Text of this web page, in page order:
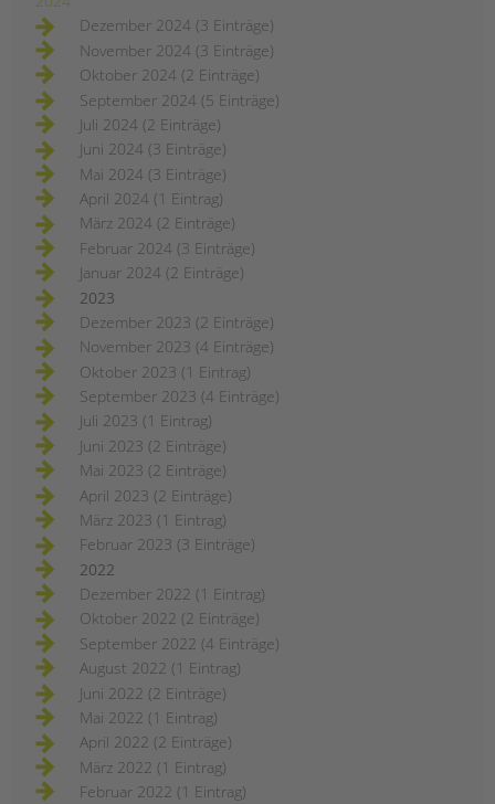
die Abwanderung von
hochqualifizierten und erfahrenen
Fachkräften aus fast 100
Einrichtungen! Lesen Sie den ganzen
offenen (Protest-) Brief.
weiterlesendrohende
schließungen
von
einrichtungen
in
kinder-
jugendhilfe
familienförderung
im
berliner
bezirk
mitte
Dezember 2024 (3 Einträge)
November 2024 (3 Einträge)
Oktober 2024 (2 Einträge)
September 2024 (5 Einträge)
Juli 2024 (2 Einträge)
Juni 2024 (3 Einträge)
Mai 2024 (3 Einträge)
April 2024 (1 Eintrag)
März 2024 (2 Einträge)
Februar 2024 (3 Einträge)
Januar 2024 (2 Einträge)
2023
Dezember 2023 (2 Einträge)
November 2023 (4 Einträge)
Oktober 2023 (1 Eintrag)
September 2023 (4 Einträge)
Juli 2023 (1 Eintrag)
Juni 2023 (2 Einträge)
Mai 2023 (2 Einträge)
April 2023 (2 Einträge)
März 2023 (1 Eintrag)
Februar 2023 (3 Einträge)
2022
Dezember 2022 (1 Eintrag)
Oktober 2022 (2 Einträge)
September 2022 (4 Einträge)
August 2022 (1 Eintrag)
Juni 2022 (2 Einträge)
Mai 2022 (1 Eintrag)
April 2022 (2 Einträge)
März 2022 (1 Eintrag)
Februar 2022 (1 Eintrag)